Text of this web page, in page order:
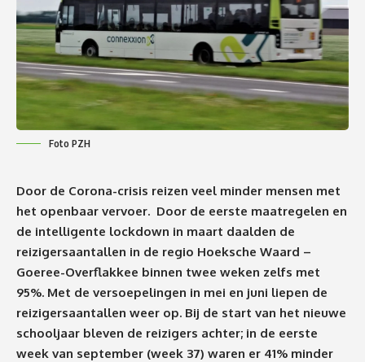
Foto PZH
Door de Corona-crisis reizen veel minder mensen met
het openbaar vervoer. Door de eerste maatregelen en
de intelligente lockdown in maart daalden de
reizigersaantallen in de regio Hoeksche Waard –
Goeree-Overflakkee binnen twee weken zelfs met
95%. Met de versoepelingen in mei en juni liepen de
reizigersaantallen weer op. Bij de start van het nieuwe
schooljaar bleven de reizigers achter; in de eerste
week van september (week 37) waren er 41% minder